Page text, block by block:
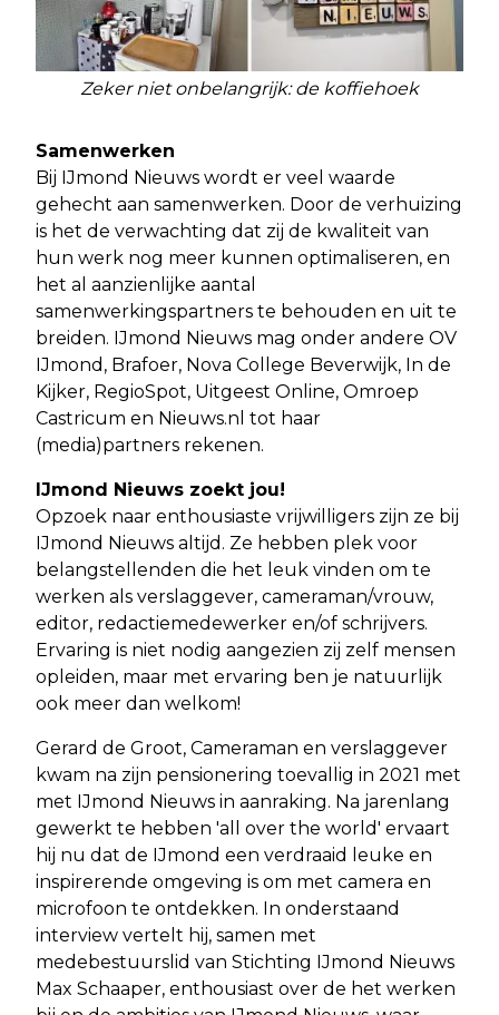
Zeker niet onbelangrijk: de koffiehoek
Samenwerken
Bij IJmond Nieuws wordt er veel waarde
gehecht aan samenwerken. Door de verhuizing
is het de verwachting dat zij de kwaliteit van
hun werk nog meer kunnen optimaliseren, en
het al aanzienlijke aantal
samenwerkingspartners te behouden en uit te
breiden. IJmond Nieuws mag onder andere OV
IJmond, Brafoer, Nova College Beverwijk, In de
Kijker, RegioSpot, Uitgeest Online, Omroep
Castricum en Nieuws.nl tot haar
(media)partners rekenen.
IJmond Nieuws zoekt jou!
Opzoek naar enthousiaste vrijwilligers zijn ze bij
IJmond Nieuws altijd. Ze hebben plek voor
belangstellenden die het leuk vinden om te
werken als verslaggever, cameraman/vrouw,
editor, redactiemedewerker en/of schrijvers.
Ervaring is niet nodig aangezien zij zelf mensen
opleiden, maar met ervaring ben je natuurlijk
ook meer dan welkom!
Gerard de Groot, Cameraman en verslaggever
kwam na zijn pensionering toevallig in 2021 met
met IJmond Nieuws in aanraking. Na jarenlang
gewerkt te hebben 'all over the world' ervaart
hij nu dat de IJmond een verdraaid leuke en
inspirerende omgeving is om met camera en
microfoon te ontdekken. In onderstaand
interview vertelt hij, samen met
medebestuurslid van Stichting IJmond Nieuws
Max Schaaper, enthousiast over de het werken